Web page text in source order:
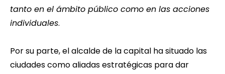
tanto en el ámbito público como en las acciones
individuales.
Por su parte, el alcalde de la capital ha situado las
ciudades como aliadas estratégicas para dar